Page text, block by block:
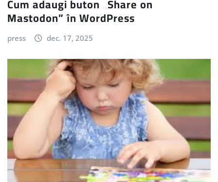
Cum adaugi buton „Share on
Mastodon” în WordPress
press dec. 17, 2025